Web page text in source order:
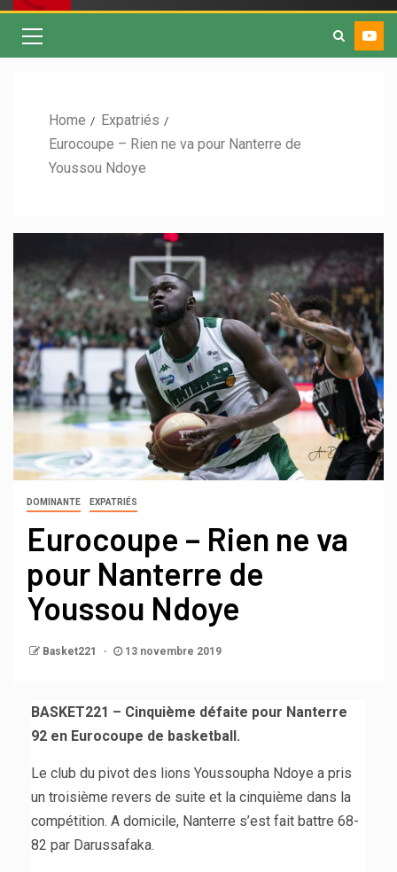
Home
Expatriés
Eurocoupe – Rien ne va pour Nanterre de
Youssou Ndoye
DOMINANTE EXPATRIÉS
Eurocoupe – Rien ne va
pour Nanterre de
Youssou Ndoye
Basket221 13 novembre 2019
BASKET221 – Cinquième défaite pour Nanterre
92 en Eurocoupe de basketball.
Le club du pivot des lions Youssoupha Ndoye a pris
un troisième revers de suite et la cinquième dans la
compétition. A domicile, Nanterre s’est fait battre 68-
82 par Darussafaka.